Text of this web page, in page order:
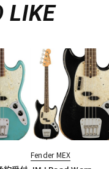
LIKE
Fender MEX